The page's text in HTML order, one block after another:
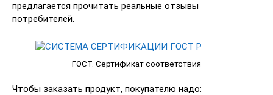
предлагается прочитать реальные отзывы
потребителей.
ГОСТ. Сертификат соответствия
Чтобы заказать продукт, покупателю надо: